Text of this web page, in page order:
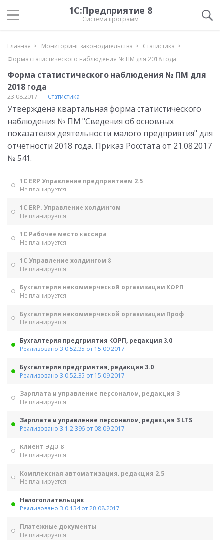
1С:Предприятие 8
Система программ
Главная Мониторинг законодательства
Статистика
Форма статистического наблюдения № ПМ для 2018 года
Форма статистического наблюдения № ПМ для
2018 года
23.08.2017 Статистика
Утверждена квартальная форма статистического
наблюдения № ПМ "Сведения об основных
показателях деятельности малого предприятия" для
отчетности 2018 года. Приказ Росстата от 21.08.2017
№ 541.
1С:ERP Управление предприятием 2.5
Не планируется
1С:ERP. Управление холдингом
Не планируется
1С:Рабочее место кассира
Не планируется
1С:Управление холдингом 8
Не планируется
Бухгалтерия некоммерческой организации КОРП
Не планируется
Бухгалтерия некоммерческой организации Проф
Не планируется
Бухгалтерия предприятия КОРП, редакция 3.0
Реализовано 3.0.52.35 от 15.09.2017
Бухгалтерия предприятия, редакция 3.0
Реализовано 3.0.52.35 от 15.09.2017
Зарплата и управление персоналом, редакция 3
Не планируется
Зарплата и управление персоналом, редакция 3 LTS
Реализовано 3.1.2.396 от 08.09.2017
Клиент ЭДО 8
Не планируется
Комплексная автоматизация, редакция 2.5
Не планируется
Налогоплательщик
Реализовано 3.0.134 от 28.08.2017
Платежные документы
Не планируется